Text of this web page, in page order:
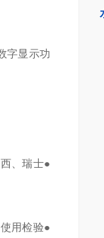
字显示功
、瑞士●
用检验●